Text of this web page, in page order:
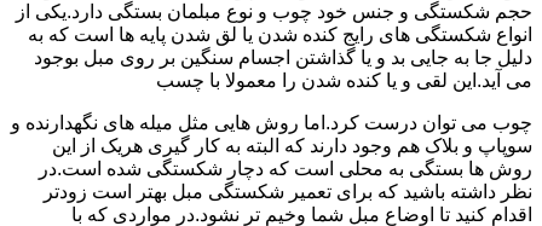
حجم شکستگی و جنس خود چوب و نوع مبلمان بستگی دارد.یکی از
انواع شکستگی های رایج کنده شدن یا لق شدن پایه ها است که به
دلیل جا به جایی بد و یا گذاشتن اجسام سنگین بر روی مبل بوجود
می آید.این لقی و یا کنده شدن را معمولا با چسب
چوب می توان درست کرد.اما روش هایی مثل میله های نگهدارنده و
سوپاپ و بلاک هم وجود دارند که البته به کار گیری هریک از این
روش ها بستگی به محلی است که دچار شکستگی شده است.در
نظر داشته باشید که برای تعمیر شکستگی مبل بهتر است زودتر
اقدام کنید تا اوضاع مبل شما وخیم تر نشود.در مواردی که با